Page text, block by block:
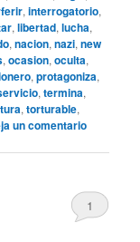
,interrogatorio,
,libertad,lucha,
,nacion,nazi,new
,ocasion,oculta,
,protagoniza,
,termina,
,torturable,
un comentario
1